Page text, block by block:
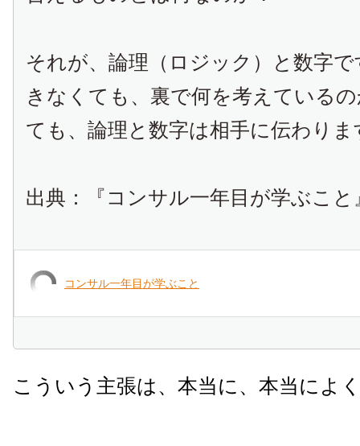
それが、論理（ロジック）と数字
きなくても、裏で何を考えている
ても、論理と数字は相手に伝わりま
出典：『コンサル一年目が学ぶこと
コンサル一年目が学ぶこと
こういう主張は、本当に、本当によ